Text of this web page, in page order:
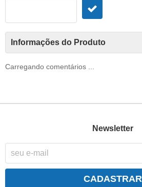
Informações do Produto
Carregando comentários ...
Newsletter
CADASTRAR